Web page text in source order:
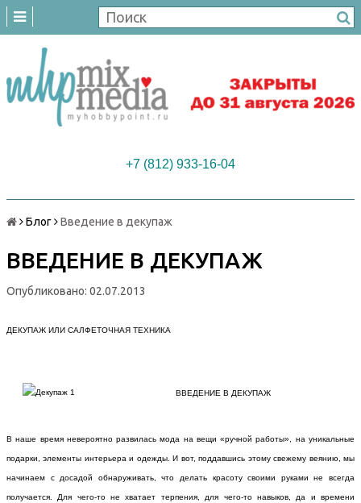
+7 (812) 933-16-04
Блог Введение в декупаж
ВВЕДЕНИЕ В ДЕКУПАЖ
Опубликовано: 02.07.2013
ДЕКУПАЖ ИЛИ САЛФЕТОЧНАЯ ТЕХНИКА
ВВЕДЕНИЕ В ДЕКУПАЖ
В наше время невероятно развилась мода на вещи «ручной работы», на уникальные
подарки, элементы интерьера и одежды. И вот, поддавшись этому свежему веянию, мы
начинаем с досадой обнаруживать, что делать красоту своими руками не всегда
получается. Для чего-то не хватает терпения, для чего-то навыков, да и времени